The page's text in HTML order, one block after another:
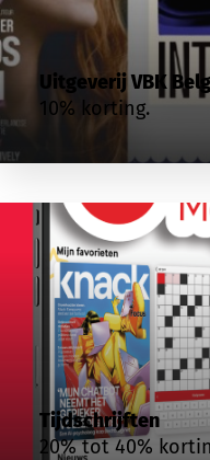
Uitgeverij VBK
10% korting.
Tijdschrijften
20% tot 40%